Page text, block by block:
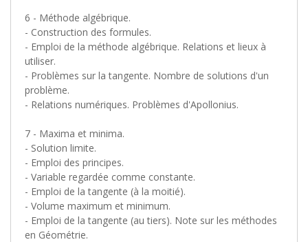
6 - Méthode algébrique.
- Construction des formules.
- Emploi de la méthode algébrique. Relations et lieux à
utiliser.
- Problèmes sur la tangente. Nombre de solutions d'un
problème.
- Relations numériques. Problèmes d'Apollonius.
7 - Maxima et minima.
- Solution limite.
- Emploi des principes.
- Variable regardée comme constante.
- Emploi de la tangente (à la moitié).
- Volume maximum et minimum.
- Emploi de la tangente (au tiers). Note sur les méthodes
en Géométrie.